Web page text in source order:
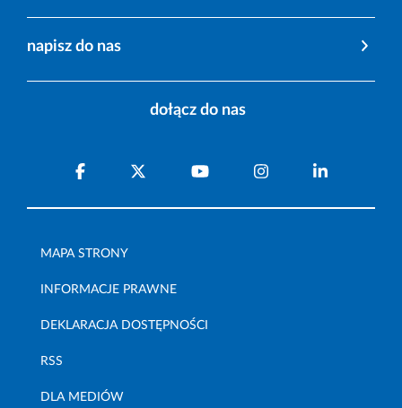
napisz do nas
dołącz do nas
MAPA STRONY
INFORMACJE PRAWNE
DEKLARACJA DOSTĘPNOŚCI
RSS
DLA MEDIÓW